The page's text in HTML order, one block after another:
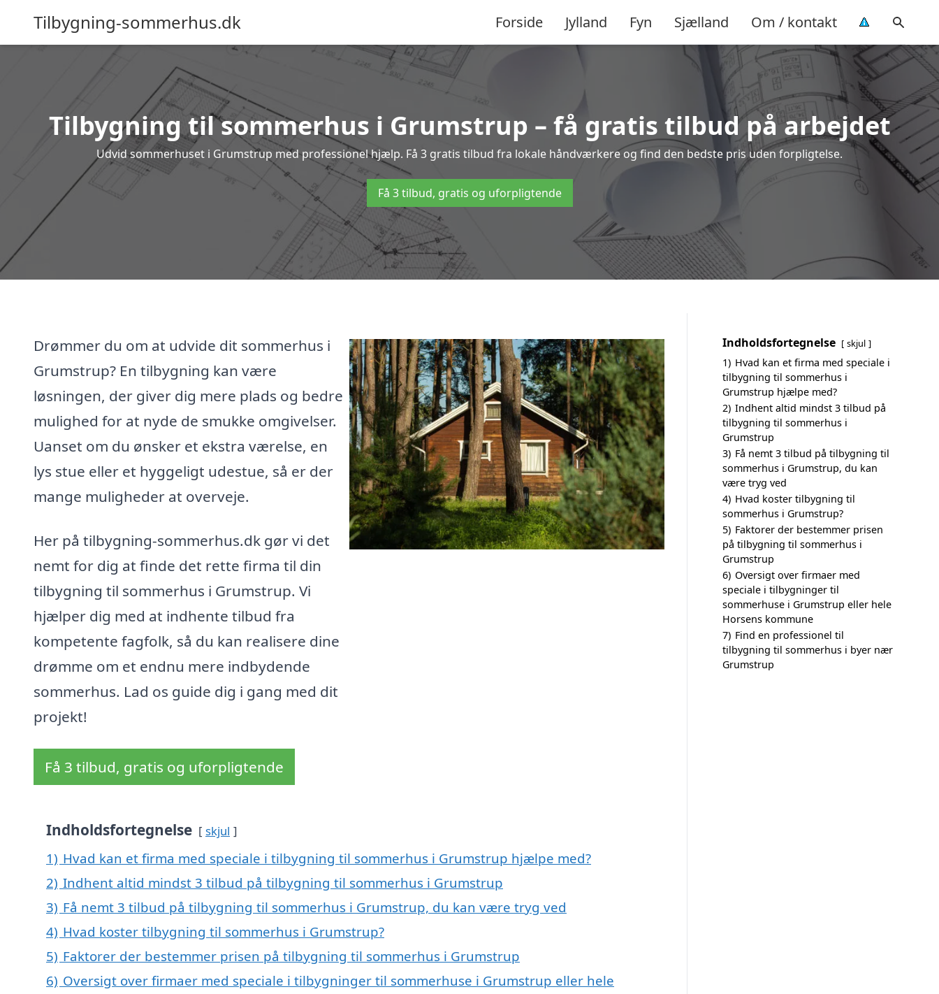
Tilbygning-sommerhus.dk Forside Jylland Fyn Sjælland Om / kontakt
Tilbygning til sommerhus i Grumstrup – få gratis tilbud på arbejdet
Udvid sommerhuset i Grumstrup med professionel hjælp. Få 3 gratis tilbud fra lokale håndværkere og find den bedste pris uden forpligtelse.
Få 3 tilbud, gratis og uforpligtende
Drømmer du om at udvide dit sommerhus i
Grumstrup? En tilbygning kan være
løsningen, der giver dig mere plads og bedre
mulighed for at nyde de smukke omgivelser.
Uanset om du ønsker et ekstra værelse, en
lys stue eller et hyggeligt udestue, så er der
mange muligheder at overveje.
Her på tilbygning-sommerhus.dk gør vi det
nemt for dig at finde det rette firma til din
tilbygning til sommerhus i Grumstrup. Vi
hjælper dig med at indhente tilbud fra
kompetente fagfolk, så du kan realisere dine
drømme om et endnu mere indbydende
sommerhus. Lad os guide dig i gang med dit
projekt!
Få 3 tilbud, gratis og uforpligtende
Indholdsfortegnelse skjul
1) Hvad kan et firma med speciale i tilbygning til sommerhus i Grumstrup hjælpe med?
2) Indhent altid mindst 3 tilbud på tilbygning til sommerhus i Grumstrup
3) Få nemt 3 tilbud på tilbygning til sommerhus i Grumstrup, du kan være tryg ved
4) Hvad koster tilbygning til sommerhus i Grumstrup?
5) Faktorer der bestemmer prisen på tilbygning til sommerhus i Grumstrup
6) Oversigt over firmaer med speciale i tilbygninger til sommerhuse i Grumstrup eller hele
Indholdsfortegnelse skjul
1) Hvad kan et firma med speciale i
tilbygning til sommerhus i
Grumstrup hjælpe med?
2) Indhent altid mindst 3 tilbud på
tilbygning til sommerhus i
Grumstrup
3) Få nemt 3 tilbud på tilbygning til
sommerhus i Grumstrup, du kan
være tryg ved
4) Hvad koster tilbygning til
sommerhus i Grumstrup?
5) Faktorer der bestemmer prisen
på tilbygning til sommerhus i
Grumstrup
6) Oversigt over firmaer med
speciale i tilbygninger til
sommerhuse i Grumstrup eller hele
Horsens kommune
7) Find en professionel til
tilbygning til sommerhus i byer nær
Grumstrup